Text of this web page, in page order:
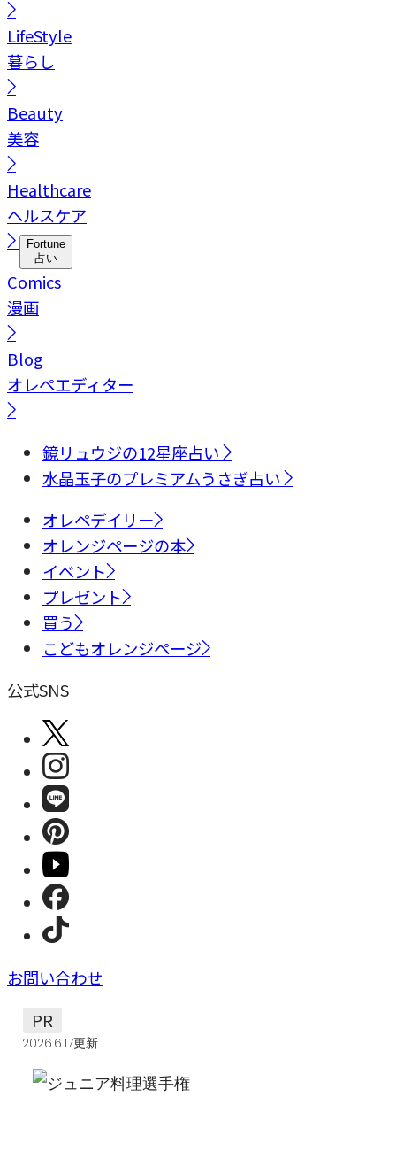
LifeStyle
暮らし
Beauty
美容
Healthcare
ヘルスケア
Fortune
占い
Comics
漫画
Blog
オレペエディター
鏡リュウジの12星座占い
水晶玉子のプレミアムうさぎ占い
オレペデイリー
オレンジページの本
イベント
プレゼント
買う
こどもオレンジページ
公式SNS
お問い合わせ
PR
2026.6.17更新